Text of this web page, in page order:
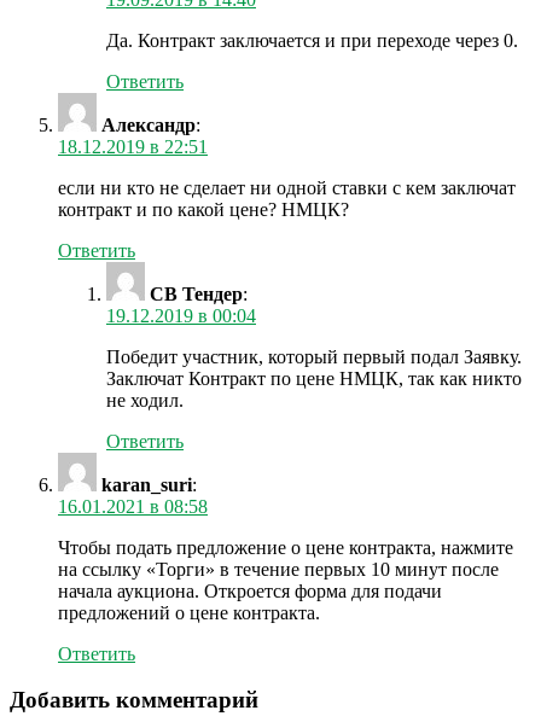
Да. Контракт заключается и при переходе через 0.
Ответить
Александр:
18.12.2019 в 22:51
если ни кто не сделает ни одной ставки с кем заключат
контракт и по какой цене? НМЦК?
Ответить
СВ Тендер:
19.12.2019 в 00:04
Победит участник, который первый подал Заявку.
Заключат Контракт по цене НМЦК, так как никто
не ходил.
Ответить
karan_suri:
16.01.2021 в 08:58
Чтобы подать предложение о цене контракта, нажмите
на ссылку «Торги» в течение первых 10 минут после
начала аукциона. Откроется форма для подачи
предложений о цене контракта.
Ответить
Добавить комментарий